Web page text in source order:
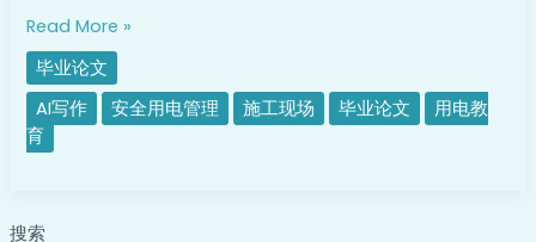
搜索
电
管
理
的
与
Read More »
毕业论文
AI写作
安全用电管理 施工现场 毕业论文
用电教
育